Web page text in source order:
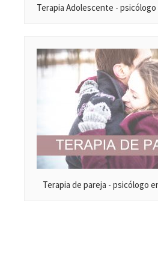
PUEDO
Terapia Adolescente - psicólogo
Terapia de pareja - psicólogo